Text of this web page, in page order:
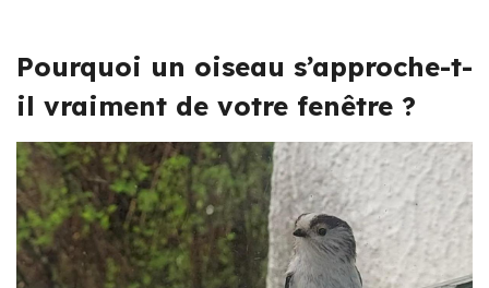
Pourquoi un oiseau s’approche-t-
il vraiment de votre fenêtre ?